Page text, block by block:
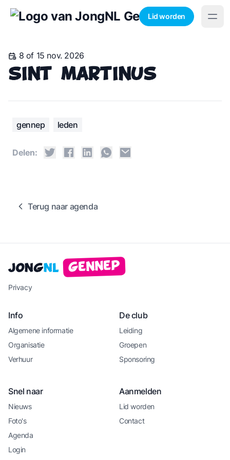
Lid worden
8 of 15 nov. 2026
Sint Martinus
gennep leden
Delen:
Terug naar agenda
JongNL Gennep
Privacy
Info
Algemene informatie
Organisatie
Verhuur
De club
Leiding
Groepen
Sponsoring
Snel naar
Nieuws
Foto's
Agenda
Login
Aanmelden
Lid worden
Contact